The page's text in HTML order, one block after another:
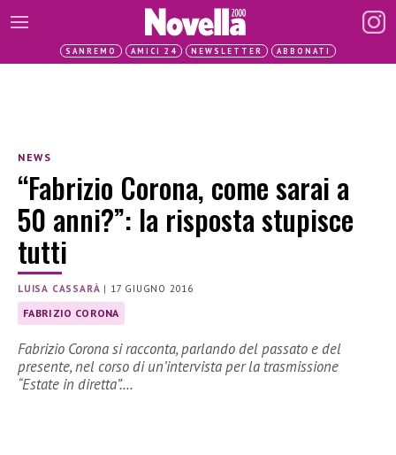
SANREMO AMICI 24 NEWSLETTER ABBONATI
NEWS
“Fabrizio Corona, come sarai a
50 anni?”: la risposta stupisce
tutti
LUISA CASSARÀ | 17 GIUGNO 2016
FABRIZIO CORONA
Fabrizio Corona si racconta, parlando del passato e del
presente, nel corso di un’intervista per la trasmissione
“Estate in diretta”.…